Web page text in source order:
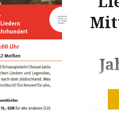
Krieg
ist
eine
davon
ist
In der
machen